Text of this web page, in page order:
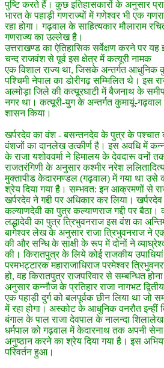
पुष्टि करते हैं। कुछ इतिहासकारों के अनुसार
भारत के पहाड़ी गणराज्यों में गणेश्वर भी एक
रहा होगा। गढ़वाल के साहित्यकार मौलाराम
गणराज्य का उल्लेख है।
उत्तराखण्ड का ऐतिहासिक सर्वेक्षण करने पर यह
चन्द राजवंश से पूर्व इस क्षेत्र में कत्यूरी नामक
एक विशाल राज्य था, जिसके अन्तर्गत
पश्चिमी नेपाल का डोरीगढ़ सम्मिलित थे। इस
अल्मोड़ा जिले की कत्यूरघाटी में बैजनाथ के
नगर था। कत्यूरी-युग के अन्तर्गत कुमायूं-गढ़वाल
शासन किया।
खर्परदेव का वंश - बसन्तनदेव के पुत्र के पश्चात
वंशजों का दानलेख उत्कीर्ण है। इस अवधि में
के राजा यशोववर्मा ने हिमालय के देवदारू वनों
राजतरंगिणी के अनुसार कश्मीर नरेश
मुक्तापीड केदारमण्डल (गढ़वाल) में गया था
श्रेय दिया गया है। सम्भवत: इन आक्रमणों से
खर्परदेव ने गद्दी पर अधिकार कर लिया।
कल्याणदेवी का पुत्र कल्याणराज गद्दी पर बैठा।
लद्धादेवी का पुत्र त्रिभुवनराज इस वंश का अन्तिम
बागेश्वर लेख के अनुसार राजा त्रिभुवनराज ने
की और सन्धि के साक्षी के रूप में दोनों ने
की। किरातपुत्र के लिये कोई राजकीय
परमभट्टारक महाराजाधिराज परमेश्वर
हो, वह किरातपुत्र राजपरिवार से सम्बन्धित
अनुसार कन्नौज के प्रतिहार राजा नागभट
एक पहाड़ी दुर्ग को बलपूर्वक छीन लिया था जो
में रहा होगा। अस्कोट के आधुनिक वनरौत इन्हीं
बंगाल के पाल राजा देवपाल के नालन्दा
धर्मपाल को गढ़वाल में केदारनाथ तक अपनी
अनुष्ठान करने का श्रेय दिया गया है। इस
परिवर्तन हुआ।